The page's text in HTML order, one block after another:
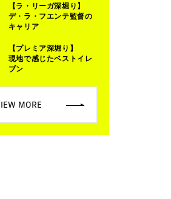
【ラ・リーガ深堀り】
デ・ラ・フエンテ監督の
キャリア
【プレミア深堀り】
現地で感じたベストイレ
ブン
MORE